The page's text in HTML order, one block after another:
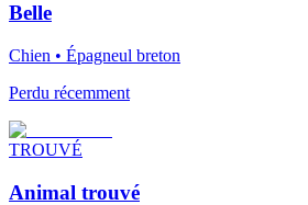
Belle
Chien • Épagneul breton
Perdu récemment
TROUVÉ
Animal trouvé